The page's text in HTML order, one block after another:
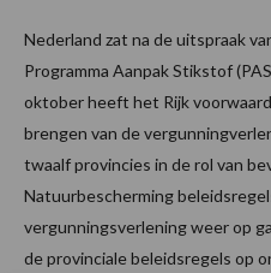
Nederland zat na de uitspraak
Programma Aanpak Stikstof
oktober heeft het Rijk
brengen van de
twaalf provincies in de rol van
Natuurbescherming
vergunningsverlening weer op
de provinciale beleidsregels op